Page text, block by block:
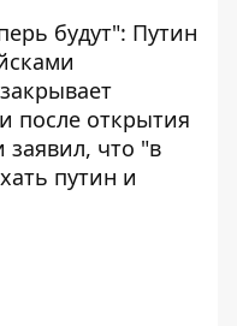
будут": Путин
после открытия
что "в
путин и